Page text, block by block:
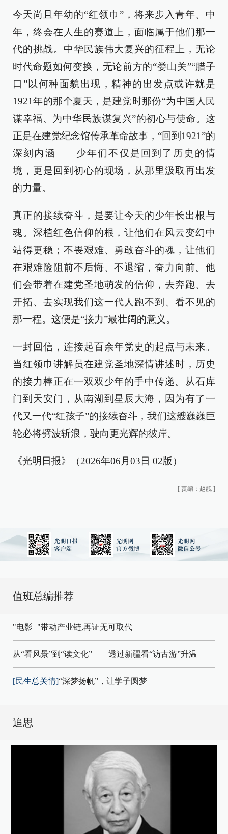
今天尚且年幼的“红领巾”，将来步入青年、中
年，终会在人生的赛道上，面临属于他们那一
代的挑战。中华民族伟大复兴的征程上，无论
时代命题如何变换，无论前方的“娄山关”“腊子
口”以何种面貌出现，精神的出发点或许就是
1921年的那个夏天，是建党时那份“为中国人民
谋幸福、为中华民族谋复兴”的初心与使命。这
正是在建党纪念馆传承革命故事，“回到1921”的
深刻内涵——少年们不仅是回到了历史的情
境，更是回到初心的现场，从那里汲取再出发
的力量。
真正的接续奋斗，是要让今天的少年长出根与
魂。深植红色信仰的根，让他们在风云变幻中
站得更稳；不畏艰难、勇敢奋斗的魂，让他们
在艰难险阻前不后悔、不退缩，奋力向前。他
们会带着在建党圣地萌发的信仰，去奔跑、去
开拓、去实现我们这一代人跑不到、看不见的
那一程。这便是“接力”最壮阔的意义。
一封回信，连接起百余年党史的起点与未来。
当红领巾讲解员在建党圣地深情讲述时，历史
的接力棒正在一双双少年的手中传递。从石库
门到天安门，从南湖到星辰大海，因为有了一
代又一代“红孩子”的接续奋斗，我们这艘巍巍巨
轮必将劈波斩浪，驶向更光辉的彼岸。
《光明日报》（2026年06月03日 02版）
[ 责编：赵靓 ]
值班总编推荐
"电影+"带动产业链,再证无可取代
从“看风景”到“读文化”——透过新疆看“访古游”升温
[民生总关情]“深梦扬帆”，让学子圆梦
追思